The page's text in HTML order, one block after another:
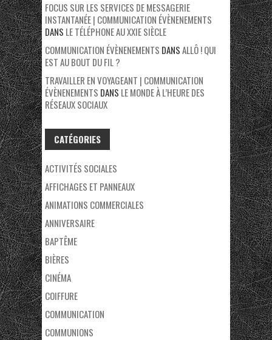
FOCUS SUR LES SERVICES DE MESSAGERIE
INSTANTANÉE | COMMUNICATION ÉVÈNENEMENTS
DANS LE TÉLÉPHONE AU XXIE SIÈCLE
COMMUNICATION ÉVÈNENEMENTS DANSALLÔ ! QUI
EST AU BOUT DU FIL ?
TRAVAILLER EN VOYAGEANT | COMMUNICATION
ÉVÈNENEMENTS DANS LE MONDE À L’HEURE DES
RÉSEAUX SOCIAUX
CATÉGORIES
ACTIVITÉS SOCIALES
AFFICHAGES ET PANNEAUX
ANIMATIONS COMMERCIALES
ANNIVERSAIRE
BAPTÊME
BIÈRES
CINÉMA
COIFFURE
COMMUNICATION
COMMUNIONS